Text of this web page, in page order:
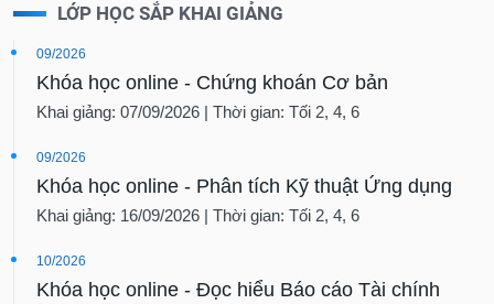
LỚP HỌC SẮP KHAI GIẢNG
09/2026
Khóa học online - Chứng khoán Cơ bản
Khai giảng: 07/09/2026 | Thời gian: Tối 2, 4, 6
09/2026
Khóa học online - Phân tích Kỹ thuật Ứng dụng
Khai giảng: 16/09/2026 | Thời gian: Tối 2, 4, 6
10/2026
Khóa học online - Đọc hiểu Báo cáo Tài chính
CHÍNH
NGHỆ
THÔNG